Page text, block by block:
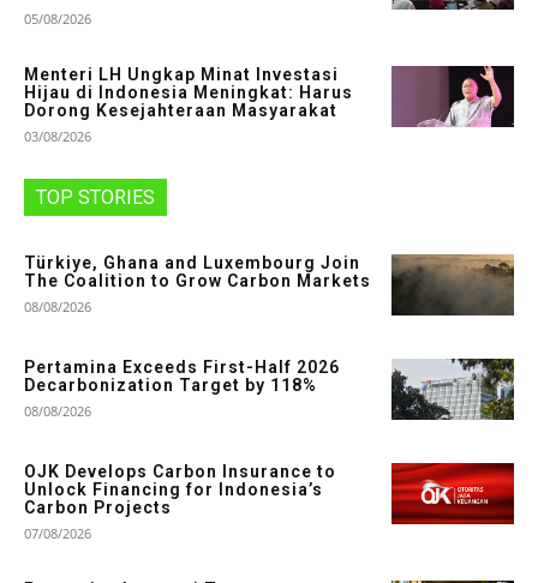
05/08/2026
Menteri LH Ungkap Minat Investasi
Hijau di Indonesia Meningkat: Harus
Dorong Kesejahteraan Masyarakat
03/08/2026
TOP STORIES
Türkiye, Ghana and Luxembourg Join
The Coalition to Grow Carbon Markets
08/08/2026
Pertamina Exceeds First-Half 2026
Decarbonization Target by 118%
08/08/2026
OJK Develops Carbon Insurance to
Unlock Financing for Indonesia’s
Carbon Projects
07/08/2026